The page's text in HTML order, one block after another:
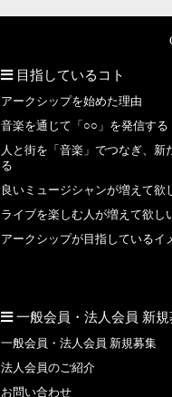
目指しているコト
アークシップを始めた理由
音楽を通じて「○○」を発信する
人と街を「音楽」でつなぎ、新
る
良いミュージシャンが増えて欲
ライブを楽しむ人が増えて欲し
アークシップが目指しているイ
一般会員・法人会員 新規
一般会員・法人会員 新規募集
法人会員のご紹介
お問い合わせ